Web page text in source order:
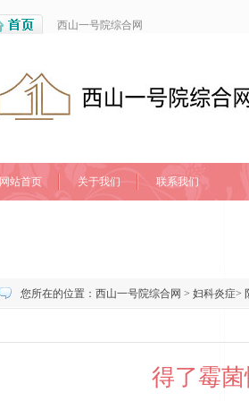
西山一号院综合网
网站首页 关于我们 联系我们
您所在的位置： 西山一号院综合网 > 妇科炎症>
得了霉